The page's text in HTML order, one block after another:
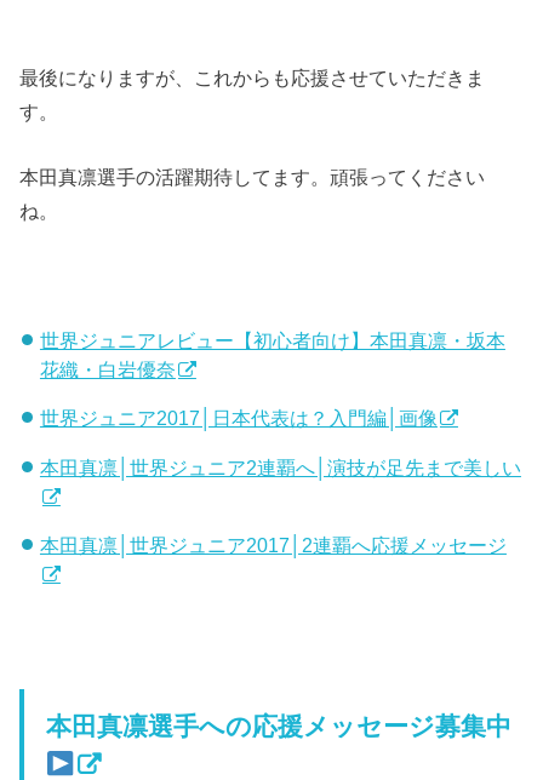
最後になりますが、これからも応援させていただきま
す。
本田真凛選手の活躍期待してます。頑張ってください
ね。
世界ジュニアレビュー【初心者向け】本田真凛・坂本
花織・白岩優奈
世界ジュニア2017│日本代表は？入門編│画像
本田真凛│世界ジュニア2連覇へ│演技が足先まで美しい
本田真凛│世界ジュニア2017│2連覇へ応援メッセージ
本田真凛選手への応援メッセージ募集中